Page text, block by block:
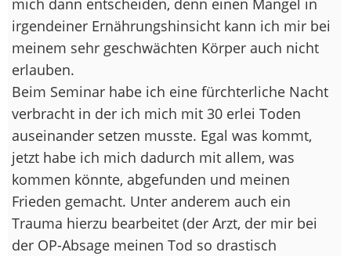
mich dann entscheiden, denn einen Mangel in
irgendeiner Ernährungshinsicht kann ich mir bei
meinem sehr geschwächten Körper auch nicht
erlauben.
Beim Seminar habe ich eine fürchterliche Nacht
verbracht in der ich mich mit 30 erlei Toden
auseinander setzen musste. Egal was kommt,
jetzt habe ich mich dadurch mit allem, was
kommen könnte, abgefunden und meinen
Frieden gemacht. Unter anderem auch ein
Trauma hierzu bearbeitet (der Arzt, der mir bei
der OP-Absage meinen Tod so drastisch